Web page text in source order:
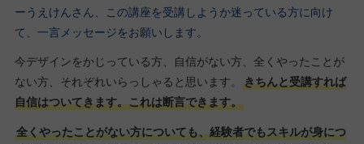
ーうえけんさん、この講座を受講しようか迷っている方に向け
て、一言メッセージをお願いします。
今デザインをかじっている方、自信がない方、全くやったことが
ない方、それぞれいらっしゃると思います。
きちんと受講すれば
自信はついてきます。これは断言できます。
全くやったことがない方についても、経験者でもスキルが身につ